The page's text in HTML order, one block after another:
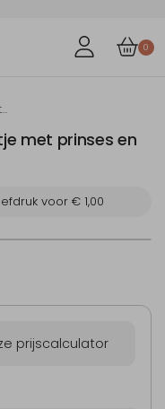
0
met prinses en
voor € 1,00
prijscalculator